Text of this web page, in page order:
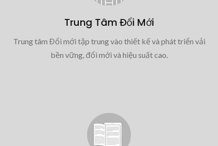
Trung Tâm Đổi Mới
Trung tâm Đổi mới tập trung vào thiết kế và phát triển vải
bền vững, đổi mới và hiệu suất cao.